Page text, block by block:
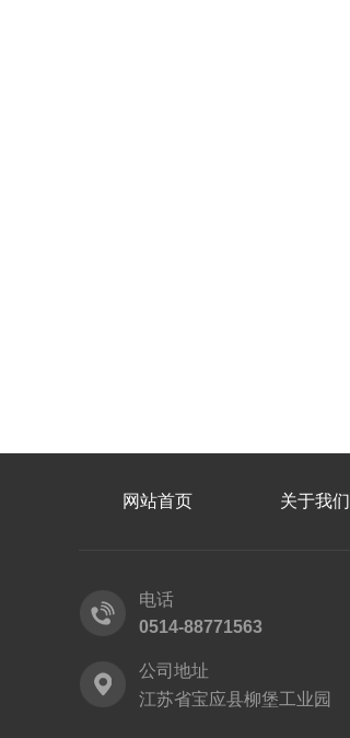
网站首页 关于我们
电话
0514-88771563
公司地址
江苏省宝应县柳堡工业园